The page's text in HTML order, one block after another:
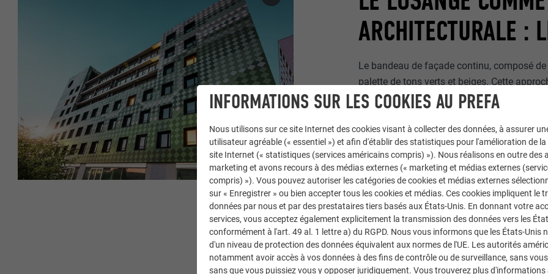
ARCHITECTURALE :
Le bandeau de façade continu, composé
palette de tons verts et beiges. Cette
volume massif du bâtiment en plusieurs
clair, Blanc perle et Bronze lumineux, ont
générée par intelligence artificielle. « Ce
à sa surface colorée, la façade reflète la
distinguant nettement des autres bâtiments
INFORMATIONS SUR LES COOKIES AU PREFA
Nous utilisons sur ce site Internet des cookies visant à collecter des données, à assurer
utilisateur agréable (« essentiel ») et afin d'établir des statistiques pour l'amélioration de
site Internet (« statistiques (services américains compris) »). Nous réalisons en outre des
marketing et avons recours à des médias externes (« marketing et médias externes
compris) »). Vous pouvez autoriser les catégories de cookies et médias externes
sur « Enregistrer » ou bien accepter tous les cookies et médias. Ces cookies impliquent le
données par nous et par des prestataires tiers basés aux États-Unis. En donnant votre
services, vous acceptez également explicitement la transmission des données vers les
conformément à l'art. 49 al. 1 lettre a) du RGPD. Nous vous informons que les États-Unis
d'un niveau de protection des données équivalent aux normes de l'UE. Les autorités
notamment avoir accès à vos données à des fins de contrôle ou de surveillance, sans
sans que vous puissiez vous y opposer juridiquement. Vous trouverez plus d'informations